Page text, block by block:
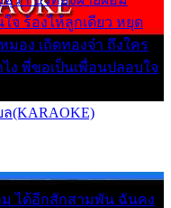
จ ร้องไห้ลูกเดียว หยุด
มอง เถิดทองจ๋า ถึงใคร
ไง พี่ขอเป็นเพื่อนปลอบใจ
(KARAOKE)
ม ได้อีกสักสามพัน ฉันคง